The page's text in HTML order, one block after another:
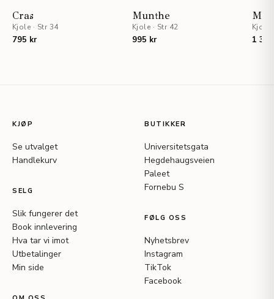
Cras
Kjole · Str 34
795 kr
Munthe
Kjole · Str 42
995 kr
Kjole
1
KJØP
Se utvalget
Handlekurv
SELG
Slik fungerer det
Book innlevering
Hva tar vi imot
Utbetalinger
Min side
BUTIKKER
Universitetsgata
Hegdehaugsveien
Paleet
Fornebu S
FØLG OSS
Nyhetsbrev
Instagram
TikTok
Facebook